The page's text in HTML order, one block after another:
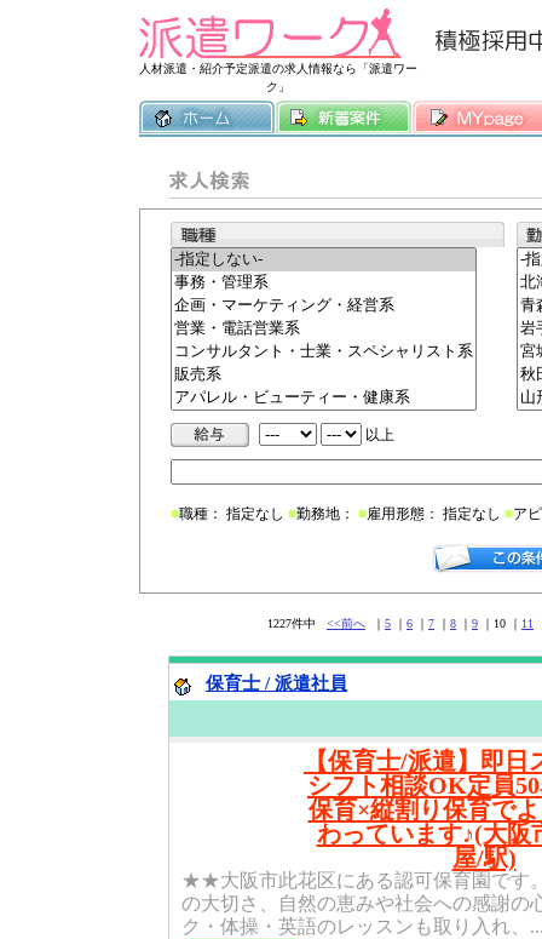
人材派遣・紹介予定派遣の求人情報なら「派遣ワー
ク」
常時3500件以
以上
■職種： 指定なし ■勤務地： ■雇用形態： 指定なし ■ア
1227件中 <<前へ ｜ 5 ｜ 6 ｜ 7 ｜ 8 ｜ 9 ｜10 ｜ 11
保育士 / 派遣社員
【保育士/派遣】即
シフト相談OK定員
保育×縦割り保育で
わっています♪(大阪
屋/駅)
★★大阪市此花区にある認可保育園です
の大切さ、自然の恵みや社会への感謝の
ク・体操・英語のレッスンも取り入れ、